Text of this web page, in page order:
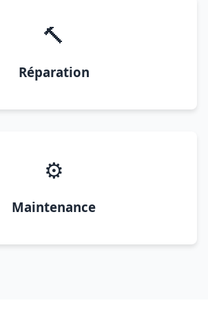
🔨
Réparation
⚙️
Maintenance